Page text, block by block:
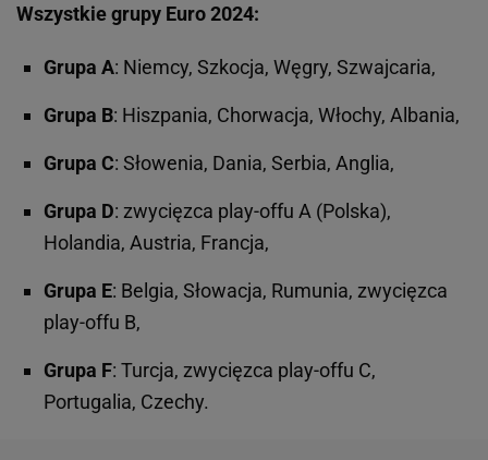
Wszystkie grupy Euro 2024:
Grupa A: Niemcy, Szkocja, Węgry, Szwajcaria,
Grupa B: Hiszpania, Chorwacja, Włochy, Albania,
Grupa C: Słowenia, Dania, Serbia, Anglia,
Grupa D: zwycięzca play-offu A (Polska),
Holandia, Austria, Francja,
Grupa E: Belgia, Słowacja, Rumunia, zwycięzca
play-offu B,
Grupa F: Turcja, zwycięzca play-offu C,
Portugalia, Czechy.